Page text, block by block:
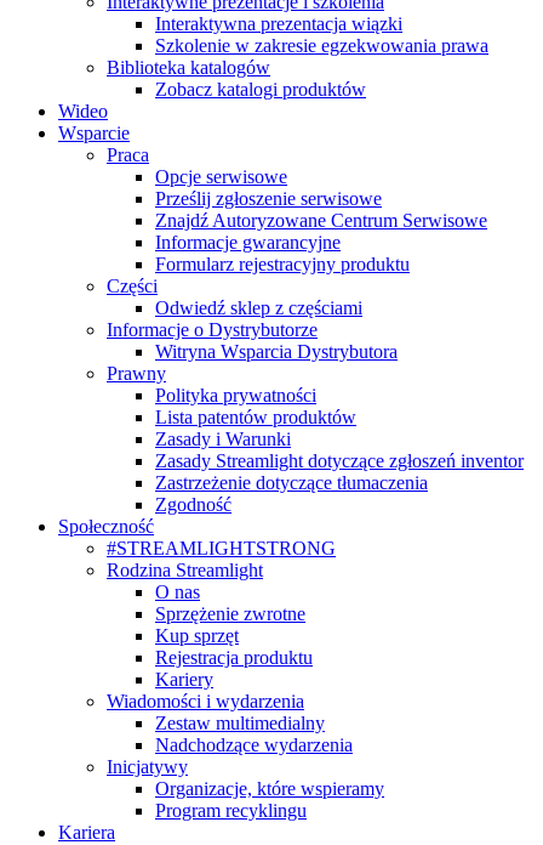
Interaktywna prezentacja wiązki
Szkolenie w zakresie egzekwowania prawa
Biblioteka katalogów
Zobacz katalogi produktów
Wideo
Wsparcie
Praca
Opcje serwisowe
Prześlij zgłoszenie serwisowe
Znajdź Autoryzowane Centrum Serwisowe
Informacje gwarancyjne
Formularz rejestracyjny produktu
Części
Odwiedź sklep z częściami
Informacje o Dystrybutorze
Witryna Wsparcia Dystrybutora
Prawny
Polityka prywatności
Lista patentów produktów
Zasady i Warunki
Zasady Streamlight dotyczące zgłoszeń inventor
Zastrzeżenie dotyczące tłumaczenia
Zgodność
Społeczność
#STREAMLIGHTSTRONG
Rodzina Streamlight
O nas
Sprzężenie zwrotne
Kup sprzęt
Rejestracja produktu
Kariery
Wiadomości i wydarzenia
Zestaw multimedialny
Nadchodzące wydarzenia
Inicjatywy
Organizacje, które wspieramy
Program recyklingu
Kariera